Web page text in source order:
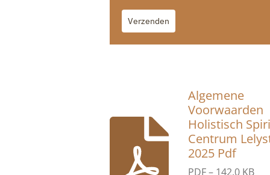
Verzenden
Algemene
Voorwaarden
Holistisch
Centrum
2025 Pdf
PDF – 142,0 KB